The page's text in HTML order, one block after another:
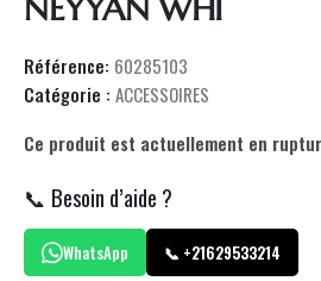
NEYYAN WHI
Référence: 60285103
Catégorie : ACCESSOIRES
Ce produit est actuellement en
📞 Besoin d’aide ?
WhatsApp 📞 +21629533214